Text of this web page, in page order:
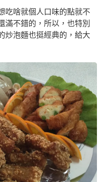
吃啥就個人口味的點就不
滿不錯的，所以，也特別
炒泡麵也挺經典的，給大